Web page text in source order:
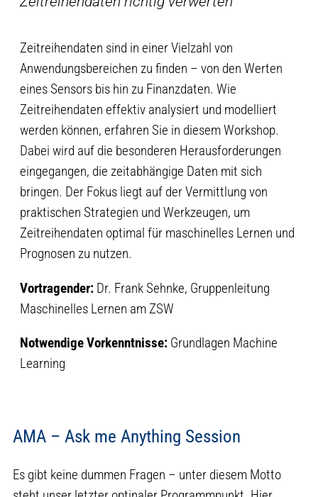
Zeitreihendaten sind in einer Vielzahl von
Anwendungsbereichen zu finden – von den Werten
eines Sensors bis hin zu Finanzdaten. Wie
Zeitreihendaten effektiv analysiert und modelliert
werden können, erfahren Sie in diesem Workshop.
Dabei wird auf die besonderen Herausforderungen
eingegangen, die zeitabhängige Daten mit sich
bringen. Der Fokus liegt auf der Vermittlung von
praktischen Strategien und Werkzeugen, um
Zeitreihendaten optimal für maschinelles Lernen und
Prognosen zu nutzen.
Vortragender: Dr. Frank Sehnke, Gruppenleitung
Maschinelles Lernen am ZSW
Notwendige Vorkenntnisse: Grundlagen Machine
Learning
AMA – Ask me Anything Session
Es gibt keine dummen Fragen – unter diesem Motto